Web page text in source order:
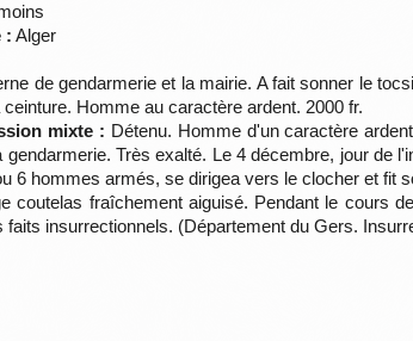
: Alger
de gendarmerie et la mairie. A fait sonner le
Homme au caractère ardent. 2000 fr.
mixte : Détenu. Homme d'un caractère
Très exalté. Le 4 décembre, jour de
6 hommes armés, se dirigea vers le clocher et fit
coutelas fraîchement aiguisé. Pendant le cours
insurrectionnels. (Département du Gers.